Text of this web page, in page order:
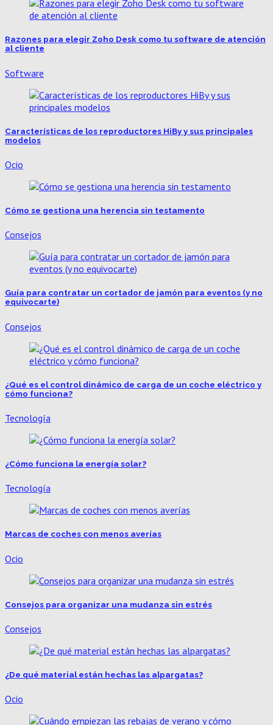
Razones para elegir Zoho Desk como tu software de atención
al cliente
Software
Características de los reproductores HiBy y sus principales
modelos
Ocio
Cómo se gestiona una herencia sin testamento
Consejos
Guía para contratar un cortador de jamón para eventos (y no
equivocarte)
Consejos
¿Qué es el control dinámico de carga de un coche eléctrico y
cómo funciona?
Tecnología
¿Cómo funciona la energía solar?
Tecnología
Marcas de coches con menos averías​
Ocio
Consejos para organizar una mudanza sin estrés
Consejos
¿De qué material están hechas las alpargatas?
Ocio